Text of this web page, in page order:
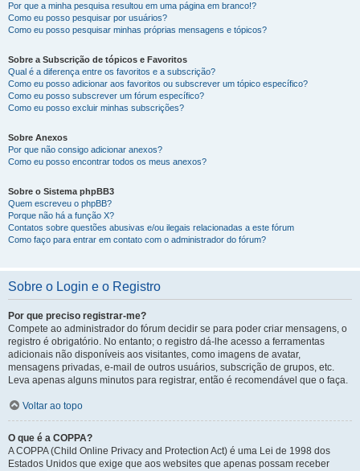
Por que a minha pesquisa resultou em uma página em branco!?
Como eu posso pesquisar por usuários?
Como eu posso pesquisar minhas próprias mensagens e tópicos?
Sobre a Subscrição de tópicos e Favoritos
Qual é a diferença entre os favoritos e a subscrição?
Como eu posso adicionar aos favoritos ou subscrever um tópico específico?
Como eu posso subscrever um fórum específico?
Como eu posso excluir minhas subscrições?
Sobre Anexos
Por que não consigo adicionar anexos?
Como eu posso encontrar todos os meus anexos?
Sobre o Sistema phpBB3
Quem escreveu o phpBB?
Porque não há a função X?
Contatos sobre questões abusivas e/ou ilegais relacionadas a este fórum
Como faço para entrar em contato com o administrador do fórum?
Sobre o Login e o Registro
Por que preciso registrar-me?
Compete ao administrador do fórum decidir se para poder criar mensagens, o
registro é obrigatório. No entanto; o registro dá-lhe acesso a ferramentas
adicionais não disponíveis aos visitantes, como imagens de avatar,
mensagens privadas, e-mail de outros usuários, subscrição de grupos, etc.
Leva apenas alguns minutos para registrar, então é recomendável que o faça.
Voltar ao topo
O que é a COPPA?
A COPPA (Child Online Privacy and Protection Act) é uma Lei de 1998 dos
Estados Unidos que exige que aos websites que apenas possam receber